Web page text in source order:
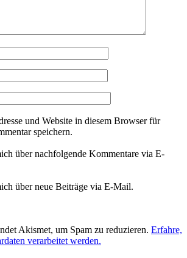
und Website in diesem Browser für
speichern.
über nachfolgende Kommentare via E-
über neue Beiträge via E-Mail.
Akismet, um Spam zu reduzieren. Erfahre,
verarbeitet werden.